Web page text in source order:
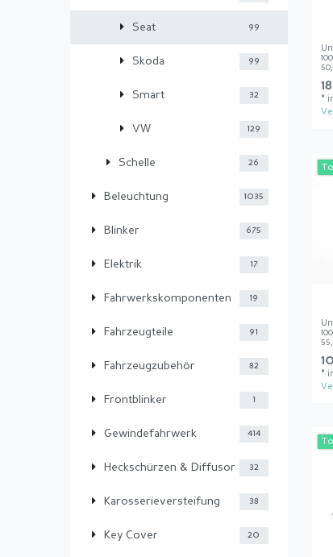
Seat 99
Skoda 99
Smart 32
VW 129
Schelle 26
Beleuchtung 1035
Blinker 675
Elektrik 17
Fahrwerkskomponenten 19
Fahrzeugteile 91
Fahrzeugzubehör 82
Frontblinker 1
Gewindefahrwerk 414
Heckschürzen & Diffusor 32
Karosserieversteifung 38
Key Cover 20
*
*